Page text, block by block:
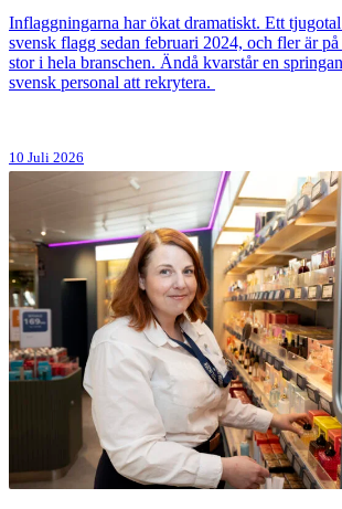
Inflaggningarna har ökat dramatiskt. Ett
svensk flagg sedan februari 2024, och fler är
stor i hela branschen. Ändå kvarstår en
svensk personal att rekrytera.
10 Juli 2026